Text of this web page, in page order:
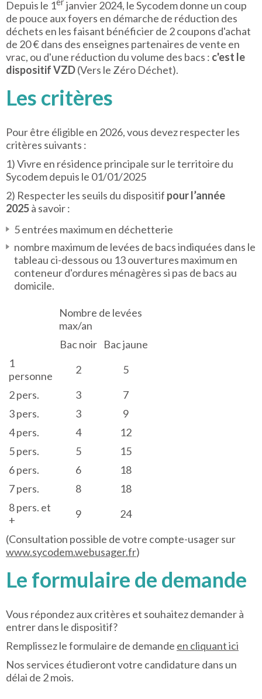
Depuis le 1
janvier 2024, le Sycodem donne un coup
de pouce aux foyers en démarche de réduction des
déchets en les faisant bénéficier de 2 coupons d'achat
de 20 € dans des enseignes partenaires de vente en
vrac, ou d'une réduction du volume des bacs : c'est le
dispositif VZD(Vers le Zéro Déchet).
Les critères
Pour être éligible en 2026, vous devez respecter les
critères suivants :
1) Vivre en résidence principale sur le territoire du
Sycodem depuis le 01/01/2025
2) Respecter les seuils du dispositif pour l’année
2025à savoir :
5 entrées maximum en déchetterie
nombre maximum de levées de bacs indiquées dans le
tableau ci-dessous ou 13 ouvertures maximum en
conteneur d'ordures ménagères si pas de bacs au
domicile.
Nombre de levées
max/an
Bac noir
Bac jaune
1
personne
2
5
2 pers.
3
7
3 pers.
3
9
4 pers.
4
12
5 pers.
5
15
6 pers.
6
18
7 pers.
8
18
8 pers. et
+
9
24
(Consultation possible de votre compte-usager sur
www.sycodem.webusager.fr)
Le formulaire de demande
Vous répondez aux critères et souhaitez demander à
entrer dans le dispositif?
Remplissez le formulaire de demande en cliquantici
Nos services étudieront votre candidature dans un
délai de 2 mois.